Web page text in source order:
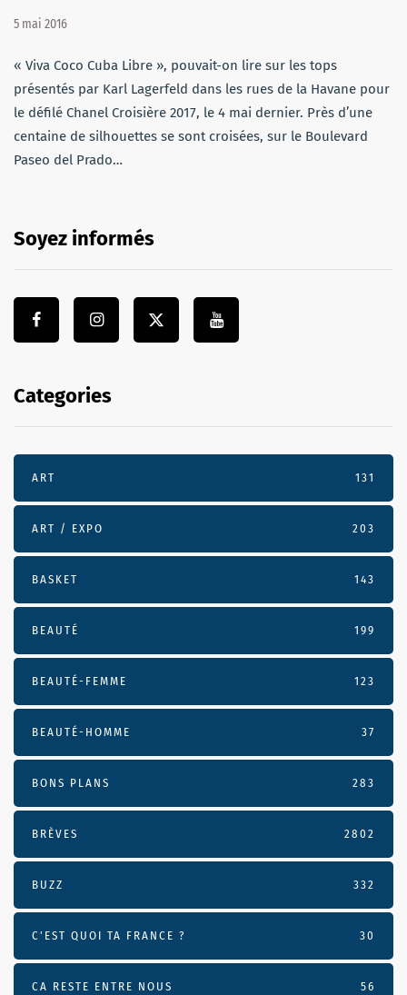
5 mai 2016
« Viva Coco Cuba Libre », pouvait-on lire sur les tops
présentés par Karl Lagerfeld dans les rues de la Havane pour
le défilé Chanel Croisière 2017, le 4 mai dernier. Près d’une
centaine de silhouettes se sont croisées, sur le Boulevard
Paseo del Prado…
Soyez informés
Categories
ART 131
ART / EXPO 203
BASKET 143
BEAUTÉ 199
BEAUTÉ-FEMME 123
BEAUTÉ-HOMME 37
BONS PLANS 283
BRÈVES 2802
BUZZ 332
C'EST QUOI TA FRANCE ? 30
CA RESTE ENTRE NOUS 56